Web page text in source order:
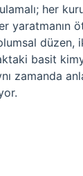
her
yaratmanın
düzen,
basit
zamanda